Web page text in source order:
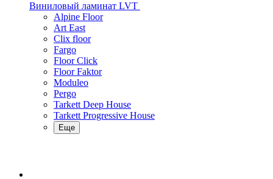
Виниловый ламинат LVT
Alpine Floor
Art East
Clix floor
Fargo
Floor Click
Floor Faktor
Moduleo
Pergo
Tarkett Deep House
Tarkett Progressive House
Еще